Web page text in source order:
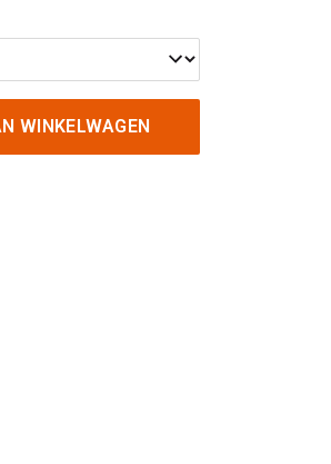
WINKELWAGEN